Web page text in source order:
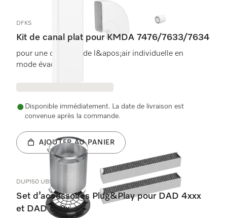
DFKS
Kit de canal plat pour KMDA 7476/7633/7634
pour une conduite de l&apos;air individuelle en
mode évacuation.
Disponible immédiatement. La date de livraison est
convenue après la commande.
AJOUTER AU PANIER
DUP150 UBS Umluft
Set d’accessoires Plug&Play pour DAD 4xxx
et DAD 6x8x